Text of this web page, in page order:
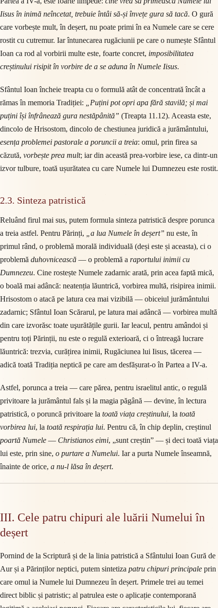
Iisus în inimă neîncetat, trebuie întâi să-și învețe gura să tacă. O gură
care vorbește mult, în deșert, nu poate primi în ea Numele care se cere
rostit cu cutremur. Iar întunecarea rugăciunii pe care o numește Sfântul
Ioan ca rod al vorbirii multe este, foarte concret, imposibilitatea
creștinului risipit în vorbire de a se aduna în Numele Iisus.
Sfântul Ioan încheie treapta cu o formulă atât de concentrată încât a
rămas în memoria Tradiției:
„Puțini pot opri apa fără stavilă; și mai
puțini își înfrânează gura nestăpânită” (Treapta 11.12). Aceasta este,
dincolo de Hrisostom, dincolo de chestiunea juridică a jurământului,
esența problemei pastorale a poruncii a treia: omul, prin firea sa
căzută, vorbește prea mult; iar din această prea-vorbire iese, ca dintr-un
izvor tulbure, toată ușurătatea cu care Numele lui Dumnezeu este rostit.
2.3. Sinteza patristică
Reluând firul mai sus, putem formula sinteza patristică despre porunca
a treia astfel. Pentru Părinți,
„a lua Numele în deșert” nu este, în
primul rând, o problemă morală individuală (deși este și aceasta), ci o
problemă duhovnicească — o problemă a raportului inimii cu
Dumnezeu. Cine rostește Numele zadarnic arată, prin acea faptă mică,
o boală mai adâncă: neatenția lăuntrică, vorbirea multă, risipirea inimii.
Hrisostom o atacă pe latura cea mai vizibilă — obiceiul jurământului
zadarnic; Sfântul Ioan Scărarul, pe latura mai adâncă — vorbirea multă
din care izvorăsc toate uşurătățile gurii. Iar leacul, pentru amândoi și
pentru toți Părinții, nu este o regulă exterioară, ci o întreagă lucrare
lăuntrică: trezvia, curățirea inimii, Rugăciunea lui Iisus, tăcerea —
adică toată Tradiția neptică pe care am desfășurat-o în Partea a IV-a.
Astfel, porunca a treia — care părea, pentru israelitul antic, o regulă
privitoare la jurământul fals și la magia păgână — devine, în lectura
patristică, o poruncă privitoare la toată viața creștinului, la toată
vorbirea lui, la toată respirația lui. Pentru că, în chip deplin, creștinul
poartă Numele — Christianos eimi, „sunt creștin” — și deci toată viața
lui este, prin sine, o purtare a Numelui. Iar a purta Numele înseamnă,
înainte de orice, a nu-l lăsa în deșert.
III. Cele patru chipuri ale luării Numelui în
deșert
Pornind de la Scriptură și de la linia patristică a Sfântului Ioan Gură de
Aur și a Părinților neptici, putem sintetiza patru chipuri principale prin
care omul ia Numele lui Dumnezeu în deșert. Primele trei au temei
direct biblic și patristic; al patrulea este o aplicație contemporană